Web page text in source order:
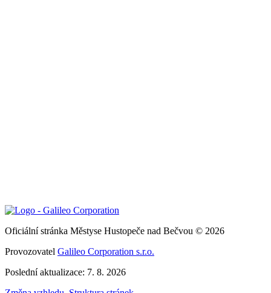
Oficiální stránka Městyse Hustopeče nad Bečvou © 2026
Provozovatel Galileo Corporation s.r.o.
Poslední aktualizace: 7. 8. 2026